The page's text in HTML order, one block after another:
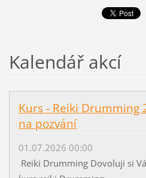
Kalendář akcí
Kurs - Reiki Drumming
na pozvání
01.07.2026 00:00
Reiki Drumming Dovoluji si